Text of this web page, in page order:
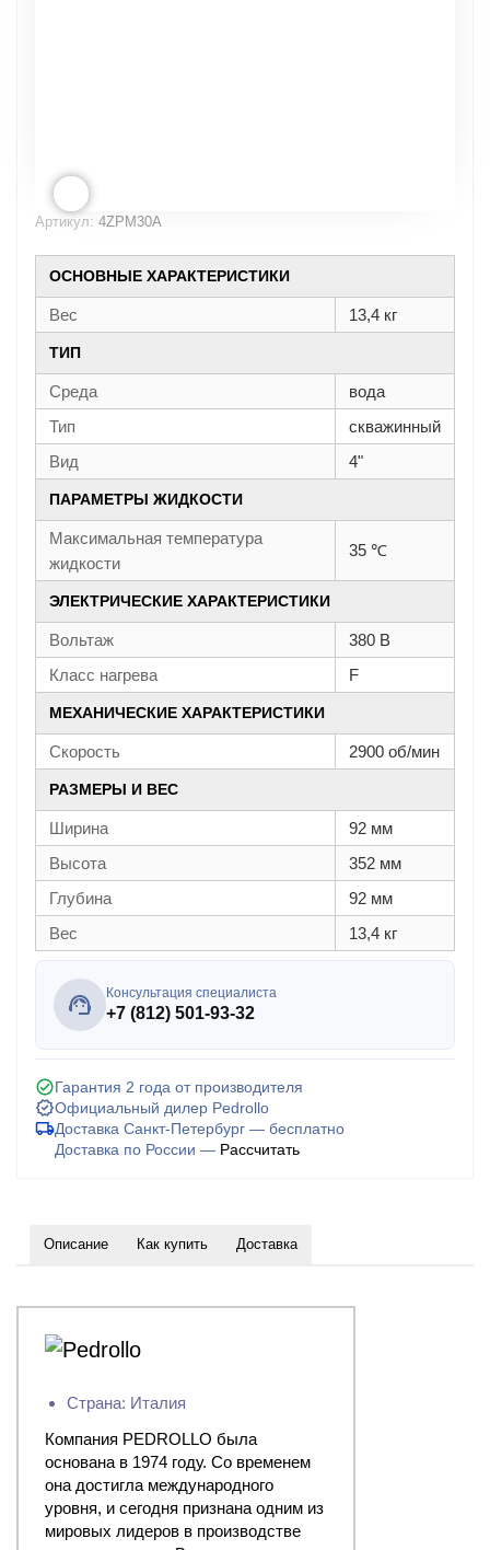
Артикул: 4ZPM30A
ОСНОВНЫЕ ХАРАКТЕРИСТИКИ
Вес 13,4 кг
ТИП
Среда
вода
Тип
скважинный
Вид
4"
ПАРАМЕТРЫ ЖИДКОСТИ
Максимальная температура
жидкости
35 ℃
ЭЛЕКТРИЧЕСКИЕ ХАРАКТЕРИСТИКИ
Вольтаж
380 В
Класс нагрева
F
МЕХАНИЧЕСКИЕ ХАРАКТЕРИСТИКИ
Скорость 2900 об/мин
РАЗМЕРЫ И ВЕС
Ширина
92 мм
Высота
352 мм
Глубина
92 мм
Вес
13,4 кг
Консультация специалиста
+7 (812) 501-93-32
Гарантия 2 года от производителя
Официальный дилер Pedrollo
Доставка Санкт-Петербург — бесплатно
Доставка по России — Рассчитать
Описание Как купить Доставка
Страна: Италия
Компания PEDROLLO была
основана в 1974 году. Со временем
она достигла международного
уровня, и сегодня признана одним из
мировых лидеров в производстве